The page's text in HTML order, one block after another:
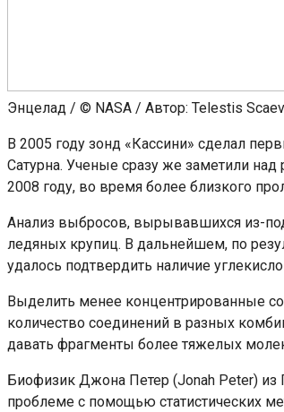
Энцелад / © NASA / Автор: Telestis
В 2005 году зонд «Кассини» сделал
Сатурна. Ученые сразу же заметили
2008 году, во время более близкого
Анализ выбросов, вырывавшихся из-
ледяных крупиц. В дальнейшем, по
удалось подтвердить наличие
Выделить менее концентрированные
количество соединений в разных
давать фрагменты более тяжелых
Биофизик Джона Петер (Jonah Peter) из
проблеме с помощью статистических